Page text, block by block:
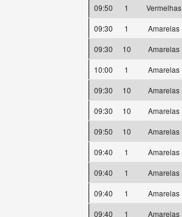
09:50
1 Vermelhas
09:30
1 Amarelas
09:30
10 Amarelas
10:00
1 Amarelas
09:30
10 Amarelas
09:30
10 Amarelas
09:50
10 Amarelas
09:40
1 Amarelas
09:40
1 Amarelas
09:40
1 Amarelas
09:40
1 Amarelas